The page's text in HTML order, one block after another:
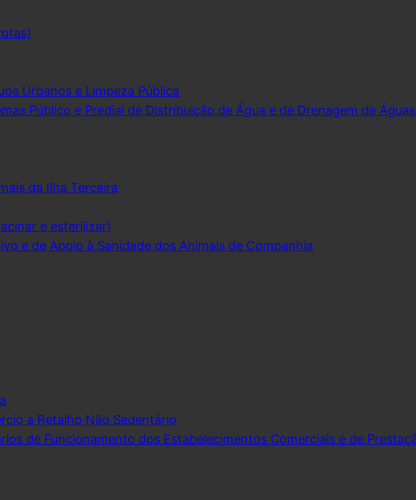
Urbanos e Limpeza Pública
Público e Predial de Distribuição de Água e de Drenagem de
da Ilha Terceira
e esterilizar)
e de Apoio à Sanidade dos Animais de Companhia
a Retalho Não Sedentário
de Funcionamento dos Estabelecimentos Comerciais e de